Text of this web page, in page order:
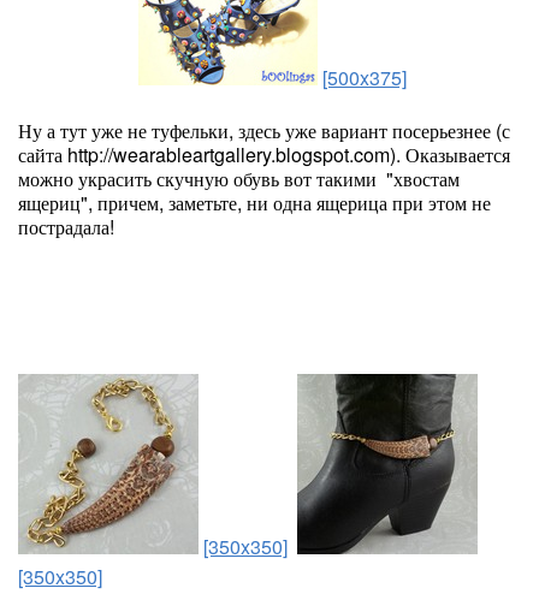
[500x375]
Ну а тут уже не туфельки, здесь уже вариант посерьезнее (с
сайта http://wearableartgallery.blogspot.com). Оказывается
можно украсить скучную обувь вот такими "хвостам
ящериц", причем, заметьте, ни одна ящерица при этом не
пострадала!
[350x350]
[350x350]